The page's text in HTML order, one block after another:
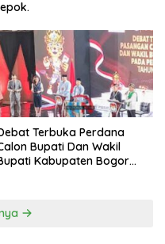
Terbuka Perdana
Bupati Dan Wakil
Kabupaten Bogor